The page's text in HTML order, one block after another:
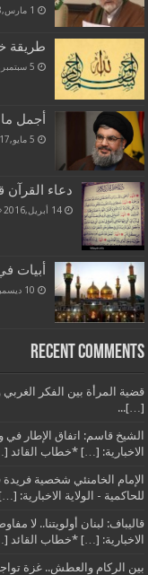
1 مارس,2018
طريقة
5 سبتمبر,2017
أجمل
5 مايو,2017
دعاء القرآن
14 أبريل,2016
أبيات
10 ديسمبر,2017
Recent Comments
قضية المرأة بين الفكر
[…]...
الشيخ قاسم: اتفاق الإطار في
الاخبارية: […] *خطاب القائد
الإمام الخامنئي شخصية
للحاكمية - الولاية
قاليباف: لبنان أولويتنا.. لا
الاخبارية: […] *خطاب القائد
بين الركام والعطش.. غزة